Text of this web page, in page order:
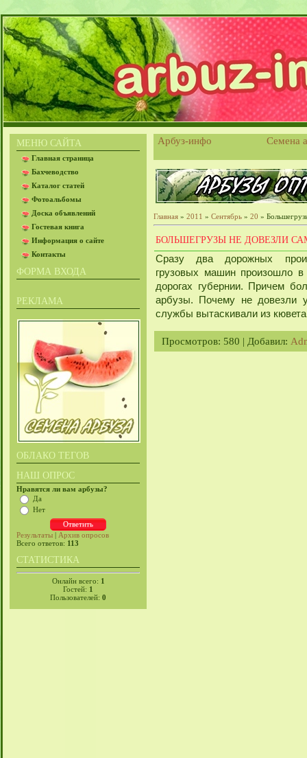
МЕНЮ САЙТА
Главная страница
Бахчеводство
Каталог статей
Фотоальбомы
Доска объявлений
Гостевая книга
Информация о сайте
Контакты
ФОРМА ВХОДА
РЕКЛАМА
ОБЛАКО ТЕГОВ
НАШ ОПРОС
Нравятся ли вам арбузы?
Да
Нет
Результаты | Архив опросов
Всего ответов: 113
СТАТИСТИКА
Онлайн всего: 1
Гостей: 1
Пользователей: 0
Арбуз-инфо Семена
Главная » 2011 » Сентябрь » 20 »
БОЛЬШЕГРУЗЫ НЕ ДОВЕЗЛИ
Сразу два дорожных
грузовых машин произошло
дорогах губернии. Причем
арбузы. Почему не довезли
службы вытаскивали из
Просмотров: 580 | Добавил: